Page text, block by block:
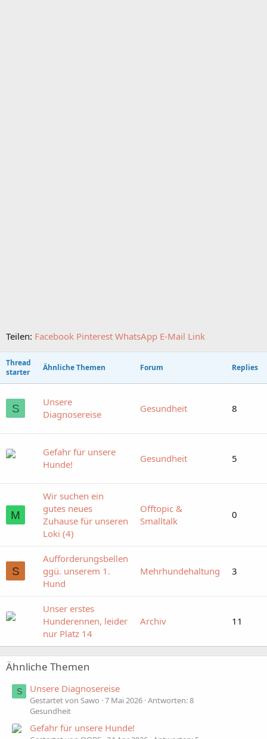
Teilen: Facebook Pinterest WhatsApp E-Mail Link
Thread
starter
Ähnliche Themen Forum Replies
S
Unsere
Diagnosereise
Gesundheit 8
Gefahr für unsere
Hunde!
Gesundheit 5
M
Wir suchen ein
gutes neues
Zuhause für unseren
Loki (4)
Offtopic &
Smalltalk
0
S
Aufforderungsbellen
ggü. unserem 1.
Hund
Mehrhundehaltung 3
Unser erstes
Hunderennen, leider
nur Platz 14
Archiv 11
Ähnliche Themen
S Unsere Diagnosereise
Gestartet von Sawo 7 Mai 2026 Antworten: 8
Gesundheit
Gefahr für unsere Hunde!